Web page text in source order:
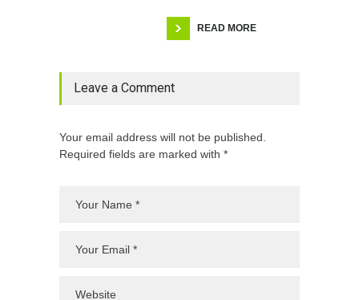
READ MORE
Leave a Comment
Your email address will not be published.
Required fields are marked with *